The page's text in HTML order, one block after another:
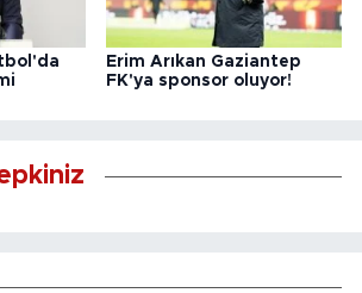
Erim Arıkan Gaziantep
FK'ya sponsor oluyor!